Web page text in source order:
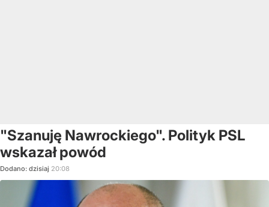
"Szanuję Nawrockiego". Polityk PSL
wskazał powód
Dodano: dzisiaj 20:08